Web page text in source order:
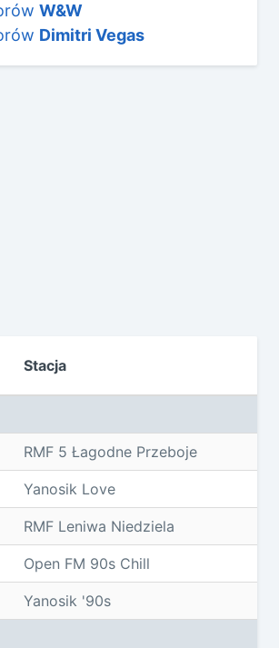
W&W
Dimitri Vegas
Stacja
RMF 5 Łagodne Przeboje
Yanosik Love
RMF Leniwa Niedziela
Open FM 90s Chill
Yanosik '90s